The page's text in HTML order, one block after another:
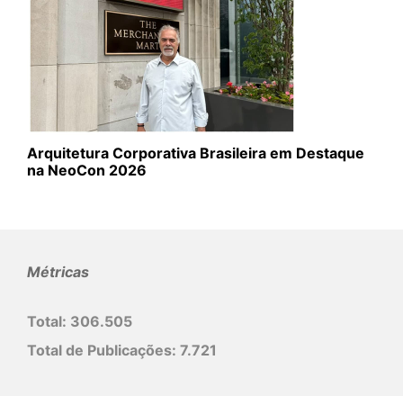
Arquitetura Corporativa Brasileira em Destaque
na NeoCon 2026
Métricas
Total: 306.505
Total de Publicações: 7.721